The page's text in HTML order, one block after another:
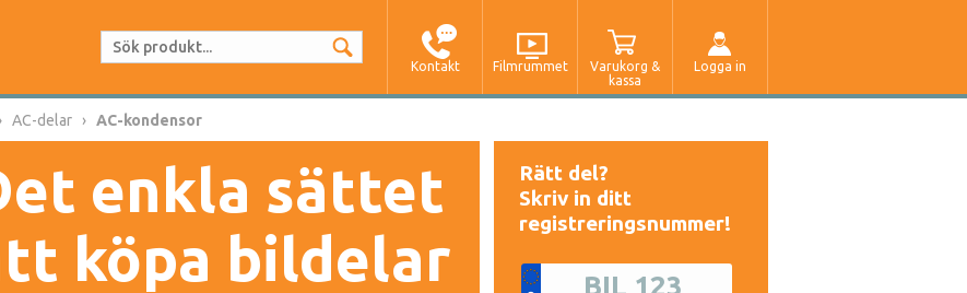
Kontakt Filmrummet
Varukorg &
kassa
Logga in
AC-delar AC-kondensor
enkla sättet
köpa bildelar
Rätt del?
Skriv in ditt
registreringsnummer!